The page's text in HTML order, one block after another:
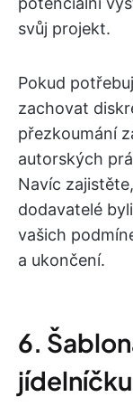
svůj projekt.
Pokud
zachovat
přezkoumání
autorských
Navíc
dodavatelé
vašich
a ukončení.
6.